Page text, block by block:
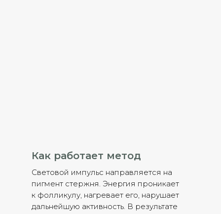
Как работает метод
Световой импульс направляется на
пигмент стержня. Энергия проникает
к фолликулу, нагревает его, нарушает
дальнейшую активность. В результате